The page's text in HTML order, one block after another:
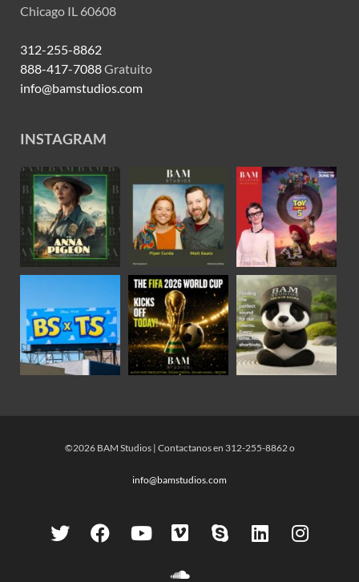
Chicago IL 60608
312-255-8862
888-417-7088Gratuito
info@bamstudios.com
INSTAGRAM
©2026 BAM Studios | Contactanos en 312-255-8862 o
info@bamstudios.com